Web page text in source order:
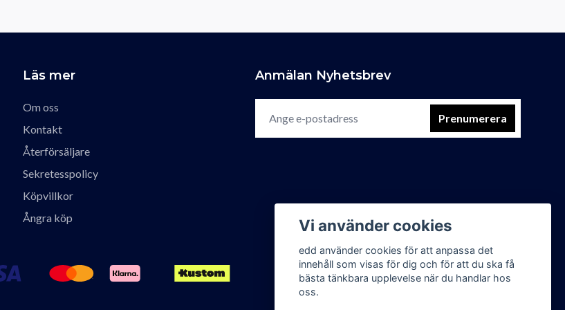
Läs mer
Om oss
Kontakt
Återförsäljare
Sekretesspolicy
Köpvillkor
Ångra köp
Anmälan Nyhetsbrev
Prenumerera
Vi använder cookies
edd använder cookies för att anpassa det
innehåll som visas för dig och för att du ska få
bästa tänkbara upplevelse när du handlar hos
oss.